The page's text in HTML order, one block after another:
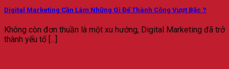
Digital Marketing Cần Làm Những Gì Để Thành Công Vượt Bậc ?
Không còn đơn thuần là một xu hướng, Digital Marketing đã trở
thành yếu tố [...]